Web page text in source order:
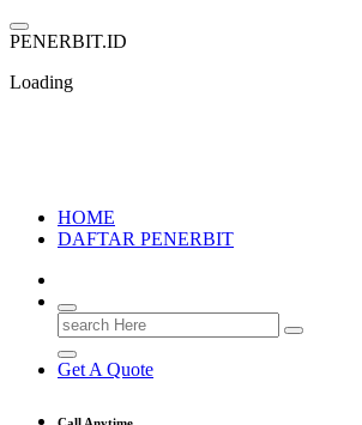
Skip
to
PENERBIT.ID
Loading
HOME
DAFTAR PENERBIT
Search
for:
Get A Quote
Call Anytime